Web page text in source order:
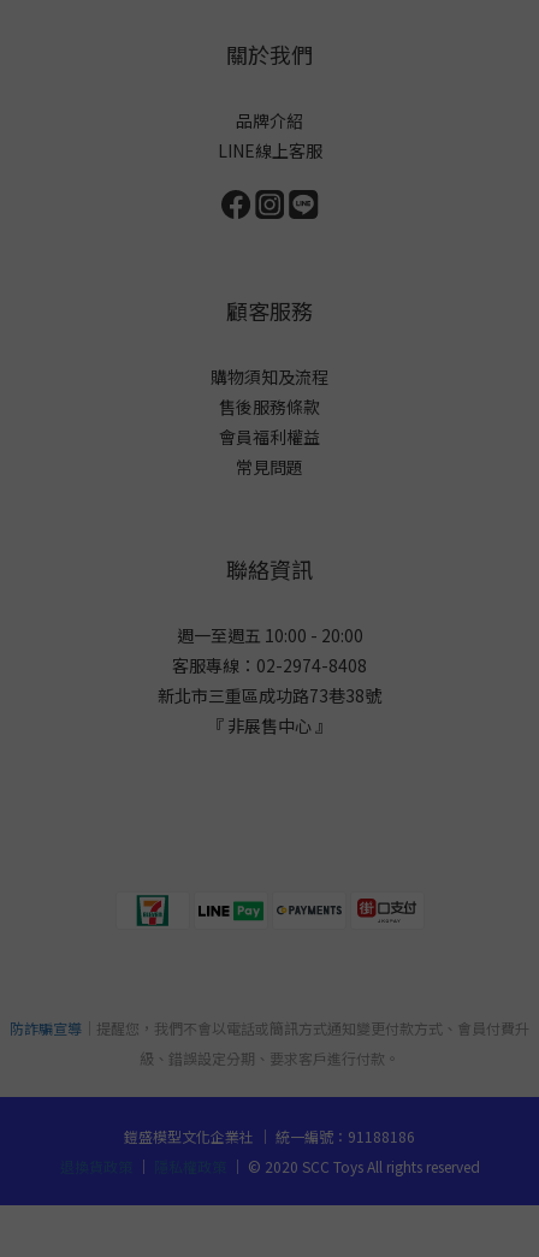
關於我們
品牌介紹
LINE線上客服
顧客服務
購物須知及流程
售後服務條款
會員福利權益
常見問題
聯絡資訊
週一至週五 10:00 - 20:00
客服專線：02-2974-8408
新北市三重區成功路73巷38號
『 非展售中心 』
防詐騙宣導 ｜提醒您，我們不會以電話或簡訊方式通知變更付款方式、會員付費升
級、錯誤設定分期、要求客戶進行付款。
鎧盛模型文化企業社 ｜ 統一編號：91188186
｜ ｜ © 2020 SCC Toys All rights reserved